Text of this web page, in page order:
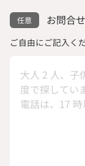
お問合
ご自由にご記入く